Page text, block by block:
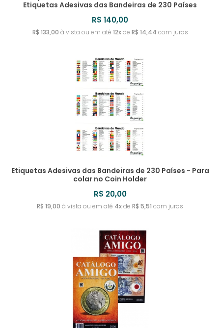
Etiquetas Adesivas das Bandeiras de 230 Países
R$ 140,00
R$ 133,00 à vista ou em até 12xde R$ 14,44 com juros
Etiquetas Adesivas das Bandeiras de 230 Países - Para
colar no Coin Holder
R$ 20,00
R$ 19,00 à vista ou em até 4xde R$ 5,51 com juros